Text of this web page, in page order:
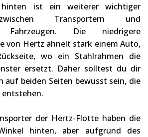
ist ein weiterer wichtiger
Transportern und
Fahrzeugen. Die niedrigere
von Hertz ähnelt stark einem Auto,
wo ein Stahlrahmen die
ersetzt. Daher solltest du dir
auf beiden Seiten bewusst sein, die
entstehen.
der Hertz-Flotte haben die
hinten, aber aufgrund des